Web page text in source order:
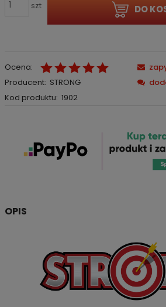
szt DO
Ocena:
Producent: STRONG
Kod produktu: 1902
OPIS